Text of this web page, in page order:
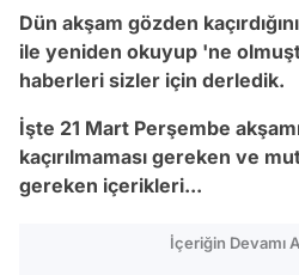
Dün akşam gözden
ile yeniden okuyup 'ne
haberleri sizler için derledik.
İşte 21 Mart Perşembe
kaçırılmaması gereken ve
gereken içerikleri...
İçeriğin Devamı